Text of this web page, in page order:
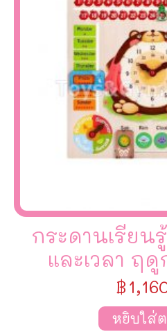
กระดานเรียน
และเวลา ฤ
฿
หยิบใส่ต